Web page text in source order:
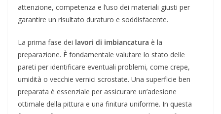
attenzione, competenza e l’uso dei materiali giusti per
garantire un risultato duraturo e soddisfacente.
La prima fase dei lavori di imbiancatura è la
preparazione. È fondamentale valutare lo stato delle
pareti per identificare eventuali problemi, come crepe,
umidità o vecchie vernici scrostate. Una superficie ben
preparata è essenziale per assicurare un’adesione
ottimale della pittura e una finitura uniforme. In questa